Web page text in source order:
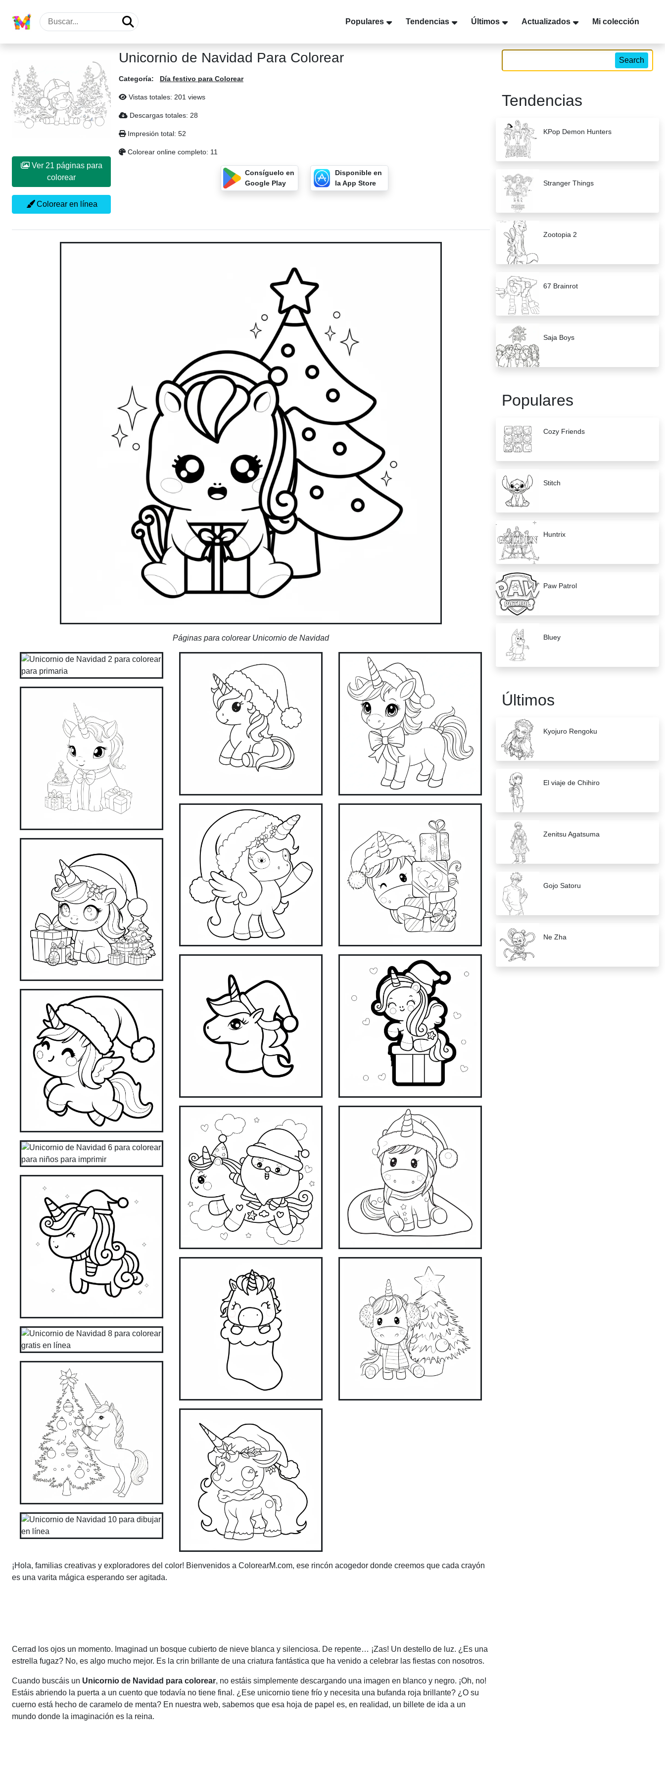
Populares Tendencias Últimos Actualizados Mi colección
Ver 21 páginas para
colorear
Colorear en línea
Unicornio de Navidad Para Colorear
Categoría: Día festivo para Colorear
Vistas totales: 201 views
Descargas totales: 28
Impresión total: 52
Colorear online completo: 11
Consíguelo en
Google Play
Disponible en
la App Store
Páginas para colorear Unicornio de Navidad
¡Hola, familias creativas y exploradores del color! Bienvenidos a ColorearM.com, ese rincón acogedor donde creemos que cada crayón
es una varita mágica esperando ser agitada.
Cerrad los ojos un momento. Imaginad un bosque cubierto de nieve blanca y silenciosa. De repente… ¡Zas! Un destello de luz. ¿Es una
estrella fugaz? No, es algo mucho mejor. Es la crin brillante de una criatura fantástica que ha venido a celebrar las fiestas con nosotros.
Cuando buscáis un Unicornio de Navidad para colorear, no estáis simplemente descargando una imagen en blanco y negro. ¡Oh, no!
Estáis abriendo la puerta a un cuento que todavía no tiene final. ¿Ese unicornio tiene frío y necesita una bufanda roja brillante? ¿O su
cuerno está hecho de caramelo de menta? En nuestra web, sabemos que esa hoja de papel es, en realidad, un billete de ida a un
mundo donde la imaginación es la reina.
Search
Tendencias
KPop Demon Hunters
Stranger Things
Zootopia 2
67 Brainrot
Saja Boys
Populares
Cozy Friends
Stitch
Huntrix
Paw Patrol
Bluey
Últimos
Kyojuro Rengoku
El viaje de Chihiro
Zenitsu Agatsuma
Gojo Satoru
Ne Zha